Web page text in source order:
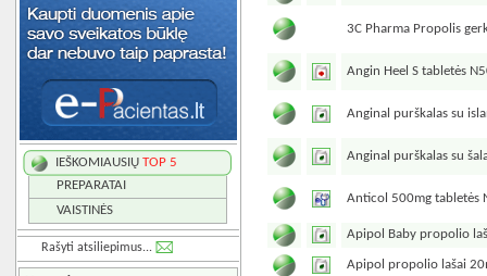
IEŠKOMIAUSIŲ TOP 5
PREPARATAI
VAISTINĖS
Rašyti atsiliepimus...
3C Pharma Propolis
Angin Heel S tabletės
Anginal purškalas su
Anginal purškalas su
Anticol 500mg tabletės
Apipol Baby propolio
Apipol propolio lašai